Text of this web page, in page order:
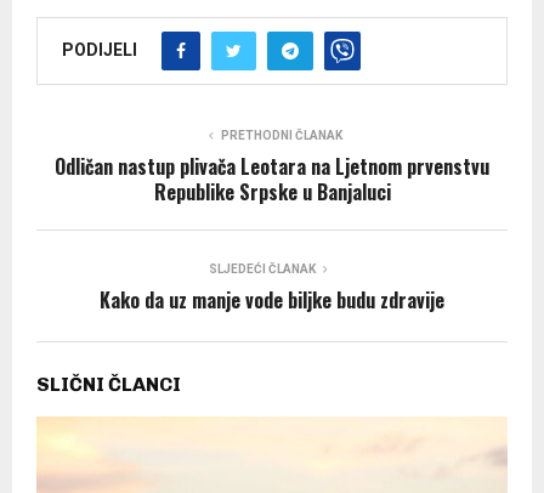
PODIJELI
PRETHODNI ČLANAK
Odličan nastup plivača Leotara na Ljetnom prvenstvu
Republike Srpske u Banjaluci
SLJEDEĆI ČLANAK
Kako da uz manje vode biljke budu zdravije
SLIČNI ČLANCI